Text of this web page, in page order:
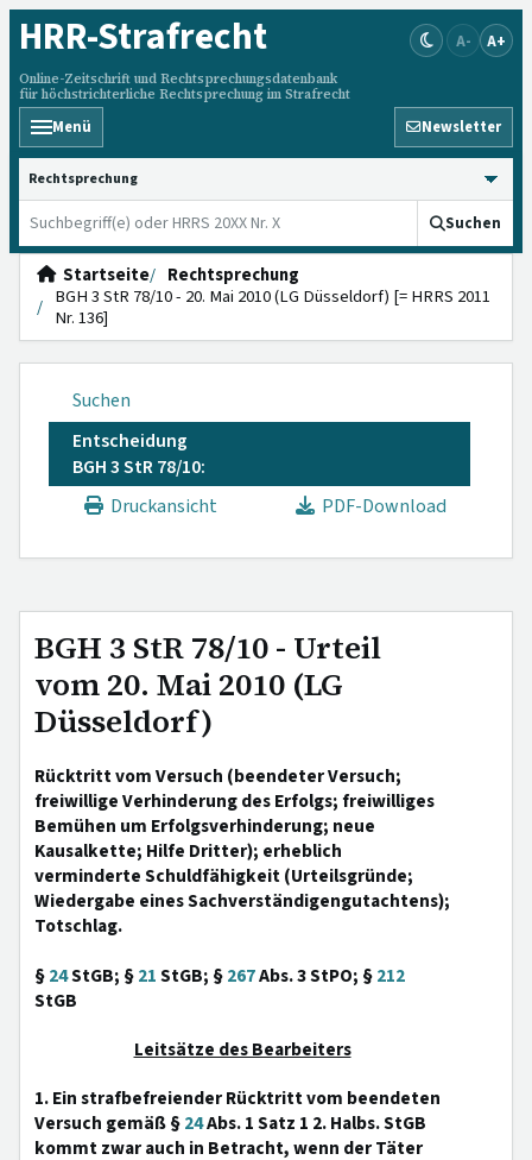
HRR-Strafrecht
Online-Zeitschrift und Rechtsprechungsdatenbank
für höchstrichterliche Rechtsprechung im Strafrecht
A- A+
Menü Newsletter
HRRS durchsuchen
Suchen
Startseite
Rechtsprechung
BGH 3 StR 78/10 - 20. Mai 2010 (LG Düsseldorf) [= HRRS 2011
Nr. 136]
Suchen
Entscheidung
BGH 3 StR 78/10:
Druckansicht
PDF-Download
BGH 3 StR 78/10 - Urteil
vom 20. Mai 2010 (LG
Düsseldorf)
Rücktritt vom Versuch (beendeter Versuch;
freiwillige Verhinderung des Erfolgs; freiwilliges
Bemühen um Erfolgsverhinderung; neue
Kausalkette; Hilfe Dritter); erheblich
verminderte Schuldfähigkeit (Urteilsgründe;
Wiedergabe eines Sachverständigengutachtens);
Totschlag.
§24StGB; §21StGB; §267Abs. 3 StPO; §212
StGB
Leitsätze des Bearbeiters
1. Ein strafbefreiender Rücktritt vom beendeten
Versuch gemäß §24Abs. 1 Satz 1 2. Halbs. StGB
kommt zwar auch in Betracht, wenn der Täter